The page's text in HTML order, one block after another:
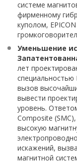
системе
фирменному
куполом,
Уменьшение
лет
специальностью
вызов
вывести
уровень.
Composite
высокую
искажений,
магнитной